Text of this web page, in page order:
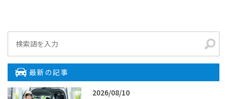
最新の記事
2026/08/10